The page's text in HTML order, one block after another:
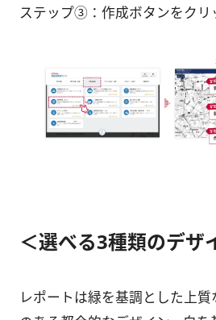
ステップ③：作成ボタンをクリ
＜選べる3種類のデザ
レポートは緑を基調とした上